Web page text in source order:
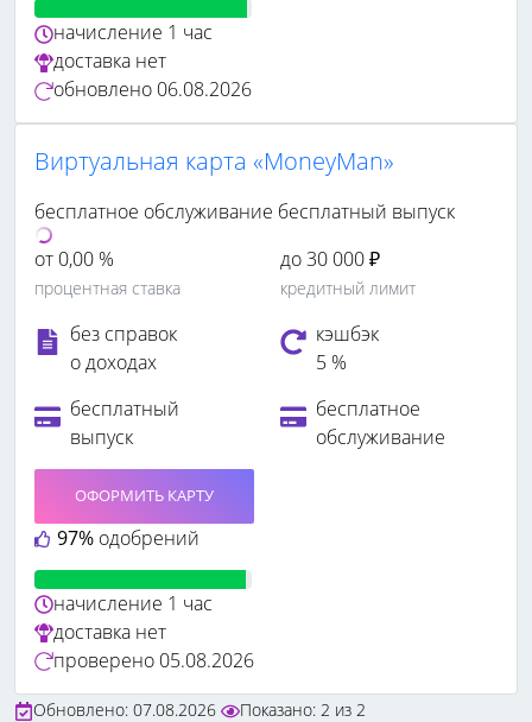
начисление 1 час
доставка нет
обновлено 06.08.2026
Виртуальная карта «MoneyMan»
бесплатное обслуживание бесплатный выпуск
от 0,00 %
процентная ставка
до 30 000 ₽
кредитный лимит
без справок
о доходах
кэшбэк
5 %
бесплатный
выпуск
бесплатное
обслуживание
97% одобрений
ОФОРМИТЬ КАРТУ
начисление 1 час
доставка нет
проверено 05.08.2026
Обновлено: 07.08.2026 Показано: 2 из 2